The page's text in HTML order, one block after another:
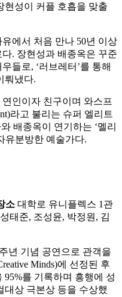
현성이 커플 호흡을 맞출
에서 처음 만나 50년 이상
. 장현성과 배종옥은 꾸준
들로, ‘러브레터’를 통해
뤄냈다.
인이자 친구이며 와스프
라고 불리는 슈퍼 엘리트
배종옥이 연기하는 ‘멜리
유분방한 예술가다.
소 대학로 유니플렉스 1관
태준, 조성윤, 박정원, 김
년 기념 공연으로 관객을
Minds)에 선정된 후
95%를 기록하며 흥행에 성
대상 극본상 등을 수상했